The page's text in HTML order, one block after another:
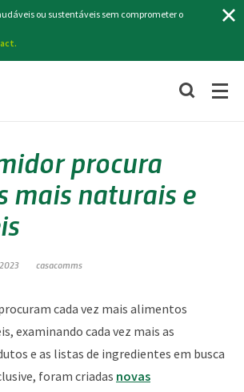
ou sustentáveis sem comprometer o
procura
mais naturais e
casacomms
cada vez mais alimentos
examinando cada vez mais as
e as listas de ingredientes em busca
foram criadas novas